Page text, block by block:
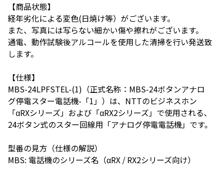
【商品状態】
経年劣化による変色(日焼け等）がございます。
また、写真には写らない細かい傷や擦れがございます。
通電、動作試験後アルコールを使用した清掃を行い発送致
します。
【仕様】
MBS-24LPFSTEL-(1)（正式名称：MBS-24ボタンアナロ
グ停電スター電話機-「1」）は、NTTのビジネスホン
「αRXシリーズ」および「αRX2シリーズ」で使用される、
24ボタン式のスター回線用「アナログ停電電話機」です。
型番の見方（仕様の解説）
MBS: 電話機のシリーズ名（αRX / RX2シリーズ向け）